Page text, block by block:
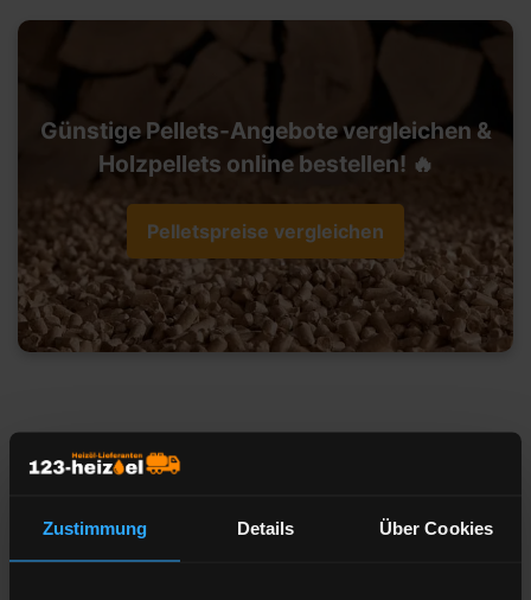
Zustimmung Details Über Cookies
Günstige Pellets-Angebote vergleichen &
Holzpellets online bestellen! 🔥
Pelletspreise vergleichen
Heizöl-Preisangebot für 70173
Liefermenge